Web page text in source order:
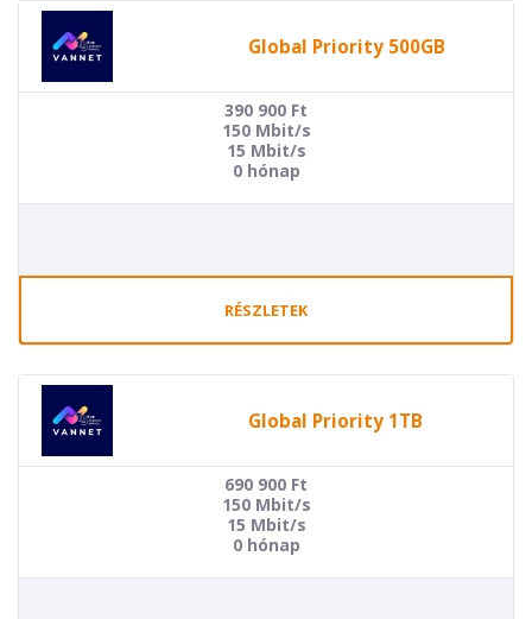
Global Priority 500GB
390 900 Ft
150 Mbit/s
15 Mbit/s
0 hónap
RÉSZLETEK
Global Priority 1TB
690 900 Ft
150 Mbit/s
15 Mbit/s
0 hónap